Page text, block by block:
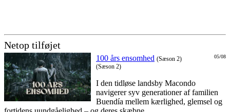
Netop tilføjet
05/08
100 års ensomhed (Sæson 2)
(Sæson 2)
I den tidløse landsby Macondo
navigerer syv generationer af familien
Buendía mellem kærlighed, glemsel og